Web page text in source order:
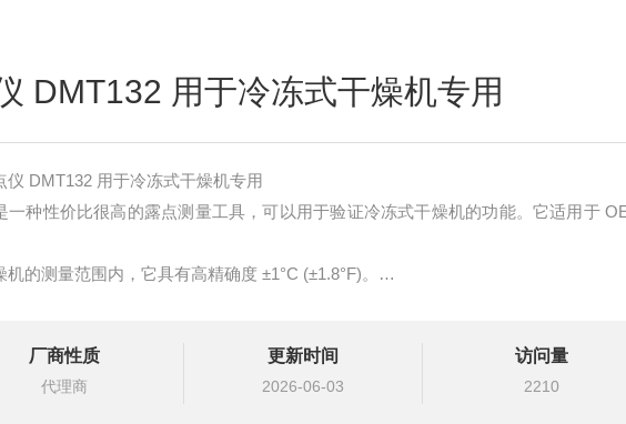
DMT132 用于冷冻式干燥机专用
仪 DMT132 用于冷冻式干燥机专用
一种性价比很高的露点测量工具，可以用于验证冷冻式干燥机的功能。它适用于
的测量范围内，它具有高精确度 ±1°C (±1.8°F)。
电显示，Nokeval 301
厂商性质
代理商
更新时间
2026-06-03
访问量
2210